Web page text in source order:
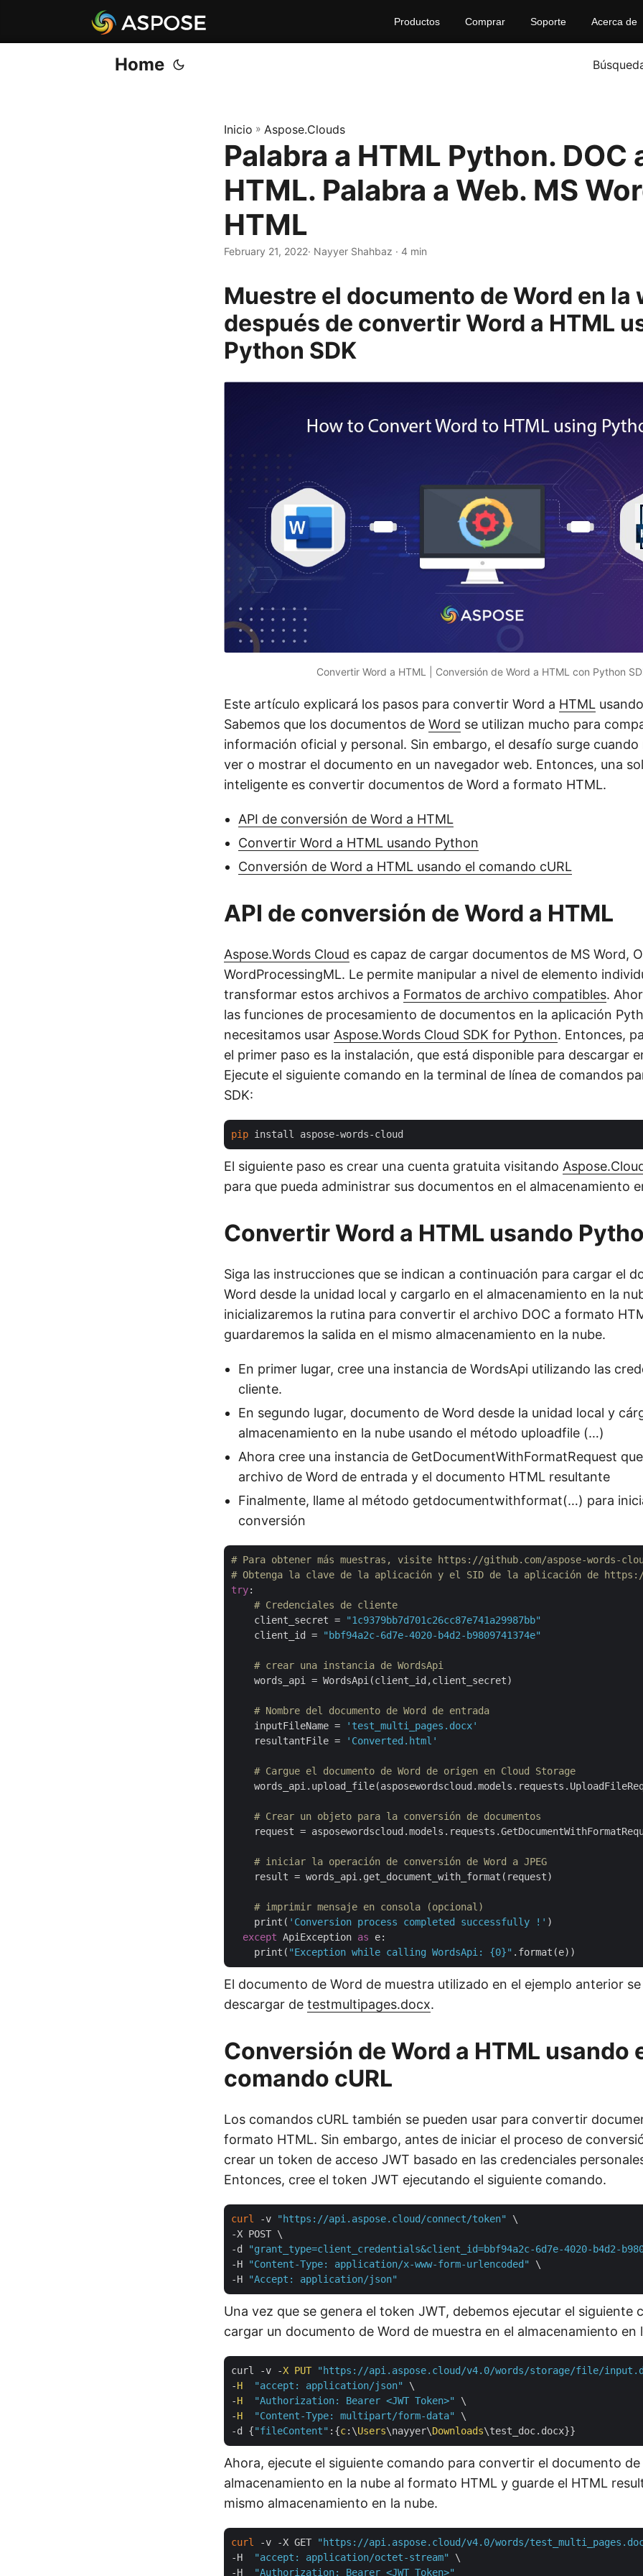
Productos Comprar Soporte Acerca de
Home
Inicio » Aspose.Clouds
Palabra a HTML Python. DOC
HTML. Palabra a Web. MS
HTML
February 21, 2022· Nayyer Shahbaz · 4 min
Muestre el documento de Word en la
después de convertir Word a HTML
Python SDK
Convertir Word a HTML | Conversión de Word a HTML con Python
Este artículo explicará los pasos para convertir Word a HTML
Sabemos que los documentos de Word se utilizan mucho para
información oficial y personal. Sin embargo, el desafío surge cuando
ver o mostrar el documento en un navegador web. Entonces, una
inteligente es convertir documentos de Word a formato HTML.
API de conversión de Word a HTML
Convertir Word a HTML usando Python
Conversión de Word a HTML usando el comando cURL
API de conversión de Word a HTML
Aspose.Words Cloud es capaz de cargar documentos de MS Word,
WordProcessingML. Le permite manipular a nivel de elemento
transformar estos archivos a Formatos de archivo compatibles.
las funciones de procesamiento de documentos en la aplicación
necesitamos usar Aspose.Words Cloud SDK for Python. Entonces,
el primer paso es la instalación, que está disponible para descargar
Ejecute el siguiente comando en la terminal de línea de comandos
SDK:
pip
El siguiente paso es crear una cuenta gratuita visitando
para que pueda administrar sus documentos en el almacenamiento
Convertir Word a HTML usando
Siga las instrucciones que se indican a continuación para cargar el
Word desde la unidad local y cargarlo en el almacenamiento en la
inicializaremos la rutina para convertir el archivo DOC a formato
guardaremos la salida en el mismo almacenamiento en la nube.
En primer lugar, cree una instancia de WordsApi utilizando las
cliente.
En segundo lugar, documento de Word desde la unidad local y
almacenamiento en la nube usando el método uploadfile (…)
Ahora cree una instancia de GetDocumentWithFormatRequest
archivo de Word de entrada y el documento HTML resultante
Finalmente, llame al método getdocumentwithformat(…) para
conversión
# Para obtener más muestras, visite https://github.com/aspose-words-
# Obtenga la clave de la aplicación y el SID de la aplicación de https://
try:
# Credenciales de cliente
    client_secret =
"1c9379bb7d701c26cc87e741a29987bb"
    client_id =
"bbf94a2c-6d7e-4020-b4d2-b9809741374e"
# crear una instancia de WordsApi
    words_api = WordsApi(client_id,client_secret)
# Nombre del documento de Word de entrada
    inputFileName =
'test_multi_pages.docx'
    resultantFile =
'Converted.html'
# Cargue el documento de Word de origen en Cloud Storage
# Crear un objeto para la conversión de documentos
request =
# iniciar la operación de conversión de Word a JPEG
    result = words_api.get_document_with_format(request)
# imprimir mensaje en consola (opcional)
    print(
'Conversion process completed successfully !' )
except ApiException as e:
    print(
"Exception while calling WordsApi: {0}"
El documento de Word de muestra utilizado en el ejemplo anterior
descargar de testmultipages.docx.
Conversión de Word a HTML usando
comando cURL
Los comandos cURL también se pueden usar para convertir
formato HTML. Sin embargo, antes de iniciar el proceso de
crear un token de acceso JWT basado en las credenciales
Entonces, cree el token JWT ejecutando el siguiente comando.
curl -v "https://api.aspose.cloud/connect/token"
\
-X POST \
-d
"grant_type=client_credentials&client_id=bbf94a2c-6d7e-4020-b4d2-
-H
"Content-Type: application/x-www-form-urlencoded"
\
-H
"Accept: application/json"
Una vez que se genera el token JWT, debemos ejecutar el siguiente
cargar un documento de Word de muestra en el almacenamiento en
curl -v -X PUT "https://api.aspose.cloud/v4.0/words/storage/file/
-H "accept: application/json"
\
-H "Authorization: Bearer <JWT Token>"
\
-H "Content-Type: multipart/form-data"
\
-d {"fileContent" :{c:\Users\nayyer\Downloads
Ahora, ejecute el siguiente comando para convertir el documento de
almacenamiento en la nube al formato HTML y guarde el HTML
mismo almacenamiento en la nube.
curl -v -X GET "https://api.aspose.cloud/v4.0/words/
-H
"accept: application/octet-stream"
\
-H
"Authorization: Bearer <JWT Token>"